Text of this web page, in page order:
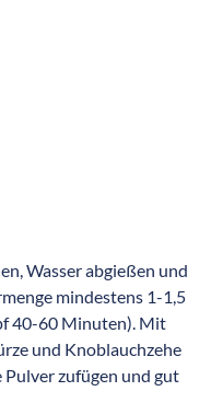
Wasser abgießen und
mindestens 1-1,5
40-60 Minuten). Mit
und Knoblauchzehe
zufügen und gut